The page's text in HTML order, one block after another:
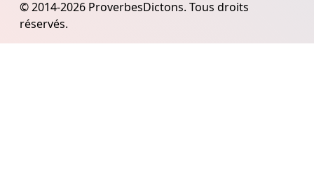
© 2014-2026 ProverbesDictons. Tous droits
réservés.